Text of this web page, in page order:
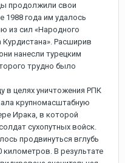
продолжили свои
1988 года им удалось
из сил «Народного
Расширив
нанесли турецким
трудно было
в целях уничтожения РПК
крупномасштабную
Ирака, в которой
сухопутных войск.
продвинуться вглубь
километров. В результате